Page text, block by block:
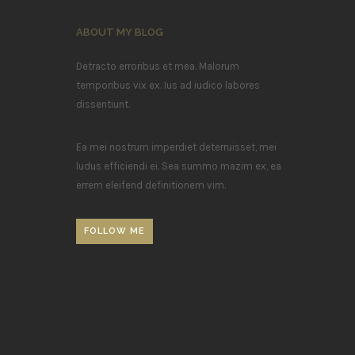
ABOUT MY BLOG
Detracto erroribus et mea. Malorum
temporibus vix ex. Ius ad iudico labores
dissentiunt.
Ea mei nostrum imperdiet deterruisset, mei
ludus efficiendi ei. Sea summo mazim ex, ea
errem eleifend definitionem vim.
FOLLOW ME